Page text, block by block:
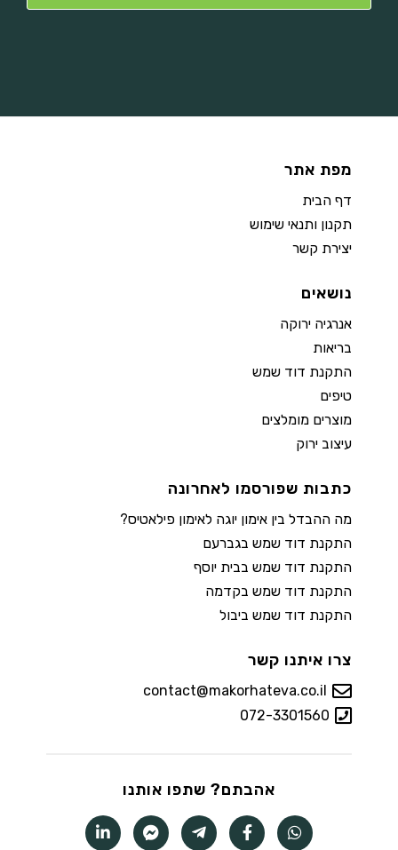
מפת אתר
דף הבית
תקנון ותנאי שימוש
יצירת קשר
נושאים
אנרגיה ירוקה
בריאות
התקנת דוד שמש
טיפים
מוצרים מומלצים
עיצוב ירוק
כתבות שפורסמו לאחרונה
מה ההבדל בין אימון יוגה לאימון פילאטיס?
התקנת דוד שמש בגברעם
התקנת דוד שמש בבית יוסף
התקנת דוד שמש בקדמה
התקנת דוד שמש ביבול
צרו איתנו קשר
contact@makorhateva.co.il
072-3301560
אהבתם? שתפו אותנו